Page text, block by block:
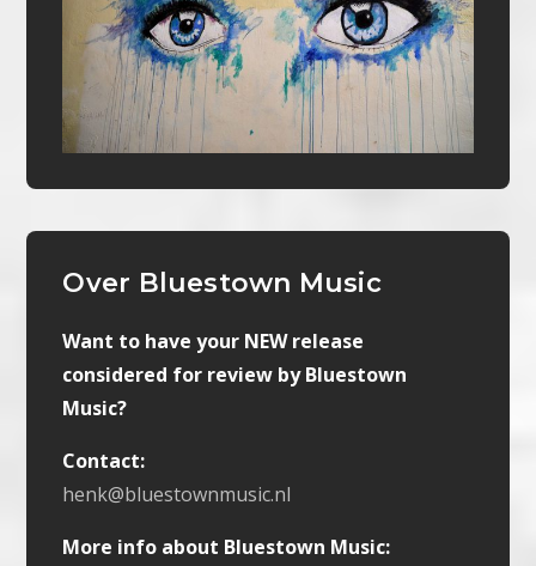
Over Bluestown Music
Want to have your NEW release
considered for review by Bluestown
Music?
Contact:
henk@bluestownmusic.nl
More info about Bluestown Music: